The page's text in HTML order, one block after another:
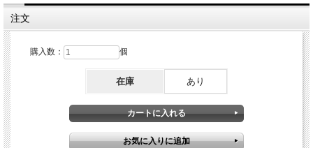
注文
購入数： 個
在庫 あり